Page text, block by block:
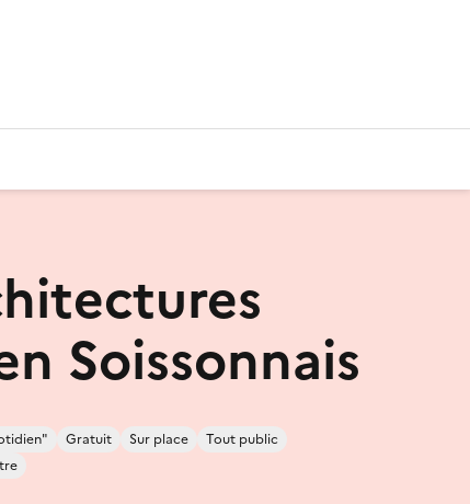
Soissonnais
Gratuit Sur place
Tout public